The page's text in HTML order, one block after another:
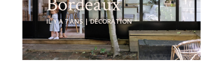
IL Y A 7 ANS |DÉCORATION